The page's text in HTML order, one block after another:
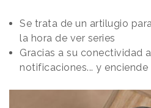
Se trata de un artilugio
la hora de ver series
Gracias a su conectividad
notificaciones... y